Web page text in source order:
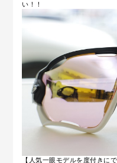
い！！
【人気一眼モデルを度付きに